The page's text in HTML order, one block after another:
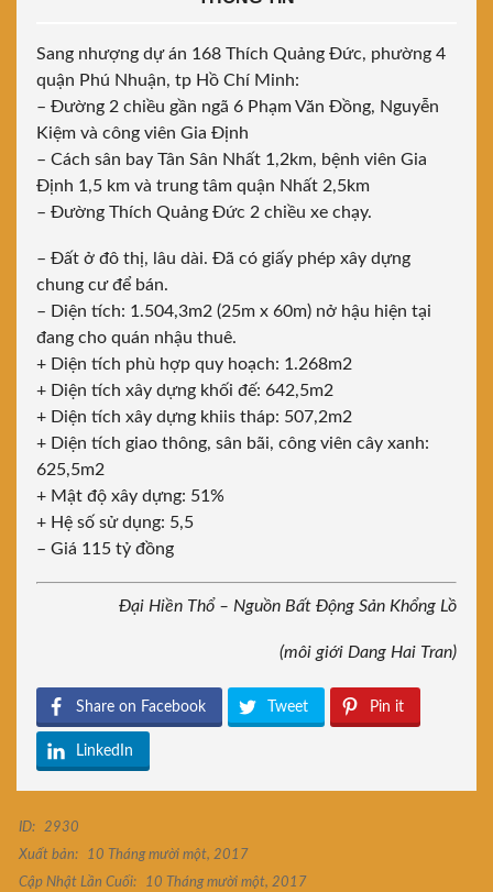
Sang nhượng dự án 168 Thích Quảng Đức, phường 4
quận Phú Nhuận, tp Hồ Chí Minh:
– Đường 2 chiều gần ngã 6 Phạm Văn Đồng, Nguyễn
Kiệm và công viên Gia Định
– Cách sân bay Tân Sân Nhất 1,2km, bệnh viên Gia
Định 1,5 km và trung tâm quận Nhất 2,5km
– Đường Thích Quảng Đức 2 chiều xe chạy.
– Đất ở đô thị, lâu dài. Đã có giấy phép xây dựng
chung cư để bán.
– Diện tích: 1.504,3m2 (25m x 60m) nở hậu hiện tại
đang cho quán nhậu thuê.
+ Diện tích phù hợp quy hoạch: 1.268m2
+ Diện tích xây dựng khối đế: 642,5m2
+ Diện tích xây dựng khiis tháp: 507,2m2
+ Diện tích giao thông, sân bãi, công viên cây xanh:
625,5m2
+ Mật độ xây dựng: 51%
+ Hệ số sử dụng: 5,5
– Giá 115 tỷ đồng
Đại Hiền Thổ – Nguồn Bất Động Sản Khổng Lồ
(môi giới Dang Hai Tran)
Share on Facebook Tweet Pin it
LinkedIn
ID:
2930
Xuất bản:
10 Tháng mười một, 2017
Cập Nhật Lần Cuối:
10 Tháng mười một, 2017